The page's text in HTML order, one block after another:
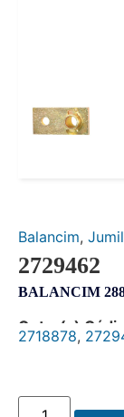
Balancim, Jumil
2729462
BALANCIM
Outro(s)
2718878,